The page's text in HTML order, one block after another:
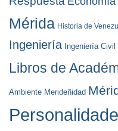
Mérida Historia de
Ingeniería Ingeniería Civil
Libros de
Ambiente Merideñidad